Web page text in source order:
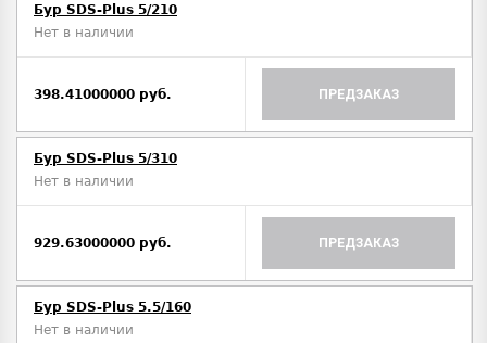
Бур SDS-Plus 5/210
Нет в наличии
398.41000000 руб. ПРЕДЗАКАЗ
Бур SDS-Plus 5/310
Нет в наличии
929.63000000 руб. ПРЕДЗАКАЗ
Бур SDS-Plus 5.5/160
Нет в наличии